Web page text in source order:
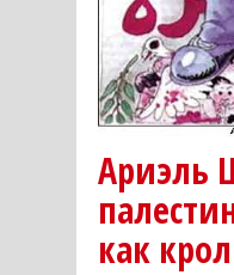
Ариэль
как